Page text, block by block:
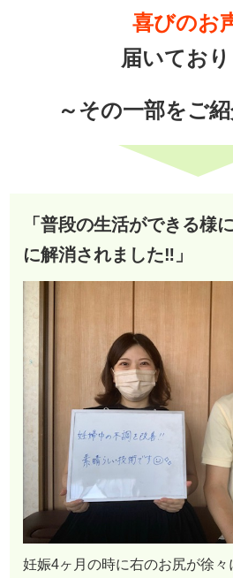
喜びのお
届いてお
～その一部をご
「普段の生活ができる様
に解消されました‼︎」
妊娠4ヶ月の時に右のお尻が徐